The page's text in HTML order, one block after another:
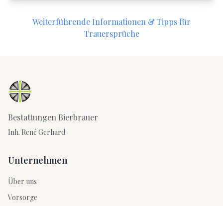
Weiterführende Informationen & Tipps für
Trauersprüche
Bestattungen Bierbrauer
Inh. René Gerhard
Unternehmen
Über uns
Vorsorge